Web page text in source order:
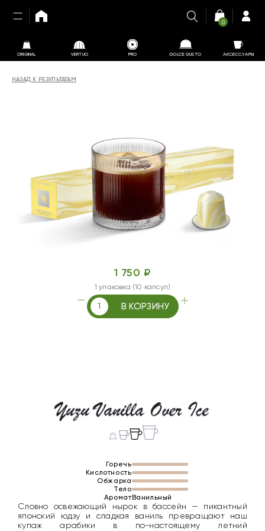
ORIGINAL VERTUO PRO DOLCE GUSTO АКСЕССУАРЫ
0
НАЗАД К РЕЗУЛЬТАТАМ
1 750 ₽
1 упаковка (10 капсул)
В КОРЗИНУ
Горечь
Кислотность
Обжарка
Тело
АроматВанильный
Словно освежающий нырок в бассейн — пикантный
японский юдзу и сладкая ваниль превращают наш
купаж арабики в по-настоящему летний